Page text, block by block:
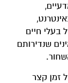
בעלי חיים
שנדירותם
זמן קצר